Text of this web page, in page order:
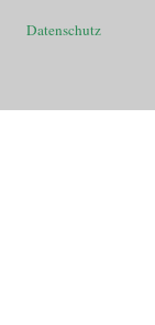
Datenschutz